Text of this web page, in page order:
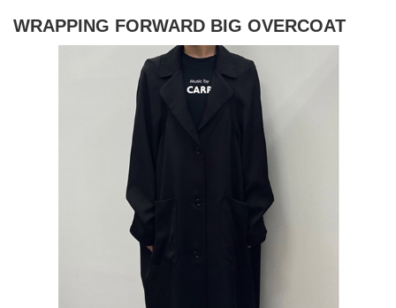
WRAPPING FORWARD BIG OVERCOAT